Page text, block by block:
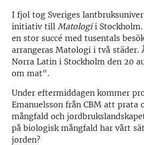
I fjol tog Sveriges
initiativ till Matologii Stockholm.
en stor succé med tusentals
arrangeras Matologi i två städer.
Norra Latin i Stockholm den 20
om mat".
Under eftermiddagen kommer
Emanuelsson från CBM att prata
mångfald och
på biologisk mångfald har vårt
jorden?